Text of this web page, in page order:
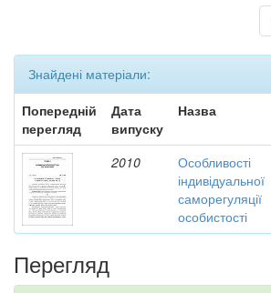
Знайдені матеріали:
Попередній
перегляд
Дата
випуску
Назва
2010
Особливості
індивідуальної
саморегуляції
особистості
Перегляд